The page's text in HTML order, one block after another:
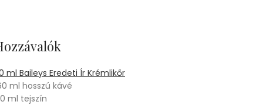
ml Baileys Eredeti Ír Krémlikőr
ml hosszú kávé
ml tejszín